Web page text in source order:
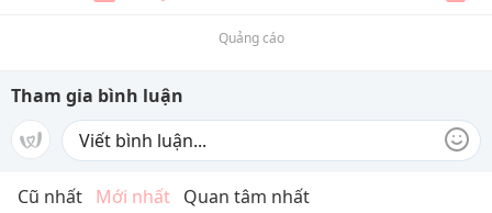
Quảng cáo
Tham gia bình luận
Cũ nhất Mới nhất Quan tâm nhất